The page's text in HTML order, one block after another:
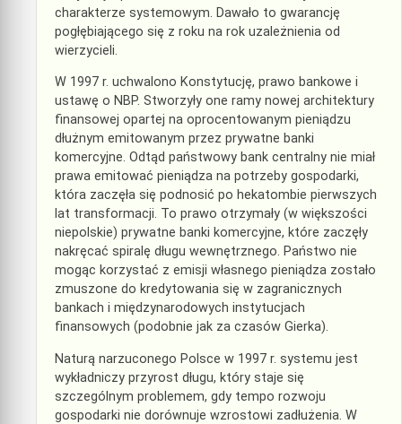
charakterze systemowym. Dawało to gwarancję
pogłębiającego się z roku na rok uzależnienia od
wierzycieli.
W 1997 r. uchwalono Konstytucję, prawo bankowe i
ustawę o NBP. Stworzyły one ramy nowej architektury
finansowej opartej na oprocentowanym pieniądzu
dłużnym emitowanym przez prywatne banki
komercyjne. Odtąd państwowy bank centralny nie miał
prawa emitować pieniądza na potrzeby gospodarki,
która zaczęła się podnosić po hekatombie pierwszych
lat transformacji. To prawo otrzymały (w większości
niepolskie) prywatne banki komercyjne, które zaczęły
nakręcać spiralę długu wewnętrznego. Państwo nie
mogąc korzystać z emisji własnego pieniądza zostało
zmuszone do kredytowania się w zagranicznych
bankach i międzynarodowych instytucjach
finansowych (podobnie jak za czasów Gierka).
Naturą narzuconego Polsce w 1997 r. systemu jest
wykładniczy przyrost długu, który staje się
szczególnym problemem, gdy tempo rozwoju
gospodarki nie dorównuje wzrostowi zadłużenia. W